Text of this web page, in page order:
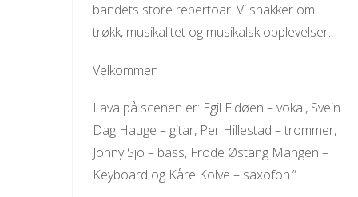
bandets store repertoar. Vi snakker om
trøkk, musikalitet og musikalsk opplevelser..
Velkommen
Lava på scenen er: Egil Eldøen – vokal, Svein
Dag Hauge – gitar, Per Hillestad – trommer,
Jonny Sjo – bass, Frode Østang Mangen –
Keyboard og Kåre Kolve – saxofon.”